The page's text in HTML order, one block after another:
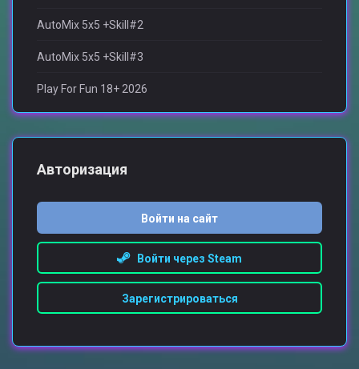
AutoMix 5x5 +Skill#2
AutoMix 5x5 +Skill#3
Play For Fun 18+ 2026
Авторизация
Войти на сайт
Войти через Steam
Зарегистрироваться